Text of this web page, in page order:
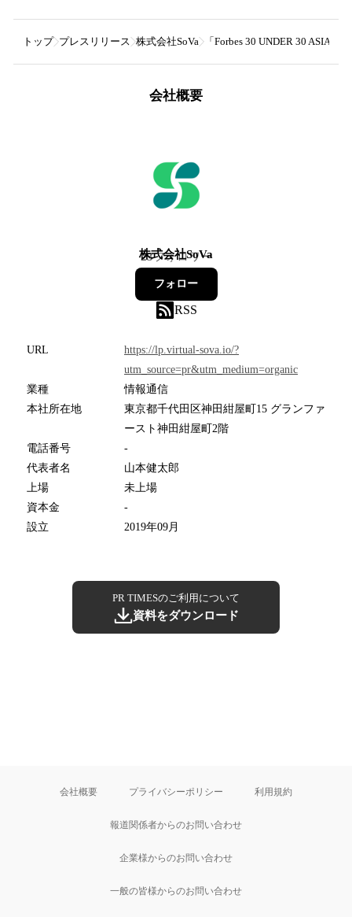
トップ プレスリリース 株式会社SoVa 「Forbes 30 UNDER 30 ASIA
会社概要
株式会社SoVa
23フォロワー
フォロー
RSS
URL
https://lp.virtual-sova.io/?
utm_source=pr&utm_medium=organic
業種
情報通信
本社所在地
東京都千代田区神田紺屋町15 グランファ
ースト神田紺屋町2階
電話番号
-
代表者名
山本健太郎
上場
未上場
資本金
-
設立
2019年09月
PR TIMESのご利用について
資料をダウンロード
会社概要 プライバシーポリシー 利用規約
報道関係者からのお問い合わせ
企業様からのお問い合わせ
一般の皆様からのお問い合わせ